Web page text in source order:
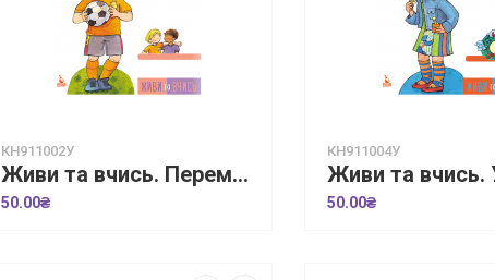
КН911002У
Живи та вчись. Перемога —це не головне
50.00₴
КН911004У
50.00₴